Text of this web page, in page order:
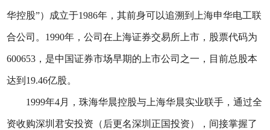
华控股”）成立于1986年，其前身可以追溯到上海申华电工联
合公司。1990年，公司在上海证券交易所上市，股票代码为
600653，是中国证券市场早期的上市公司之一，目前总股本
达到19.46亿股。
1999年4月，珠海华晨控股与上海华晨实业联手，通过全
资收购深圳君安投资（后更名深圳正国投资），间接掌握了